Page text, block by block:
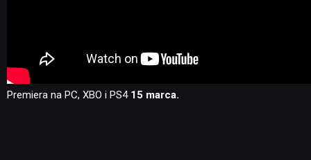
Premiera na PC, XBO i PS4 15 marca.